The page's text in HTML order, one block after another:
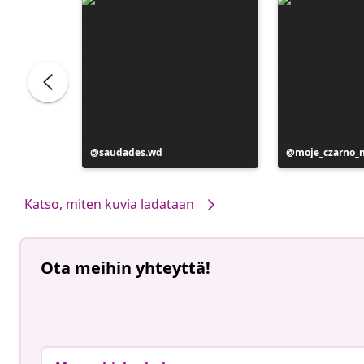
Julkaissut
saudades.wd Julkaissut
Katso, miten kuvia ladataan
Ota meihin yhteyttä!